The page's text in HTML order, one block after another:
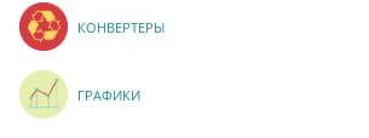
КОНВЕРТЕРЫ
ГРАФИКИ